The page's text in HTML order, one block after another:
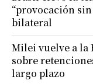
“provocación
bilateral
Milei vuelve a la
sobre
largo plazo